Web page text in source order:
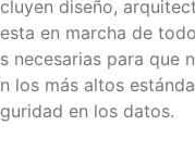
diseño,
en marcha de
necesarias para que
los más altos
en los datos.